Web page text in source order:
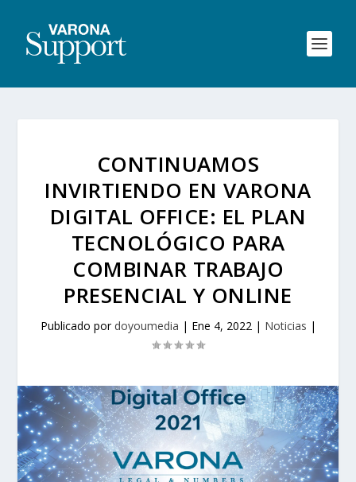
CONTINUAMOS
INVIRTIENDO EN VARONA
DIGITAL OFFICE: EL PLAN
TECNOLÓGICO PARA
COMBINAR TRABAJO
PRESENCIAL Y ONLINE
Publicado por doyoumedia | Ene 4, 2022| Noticias |